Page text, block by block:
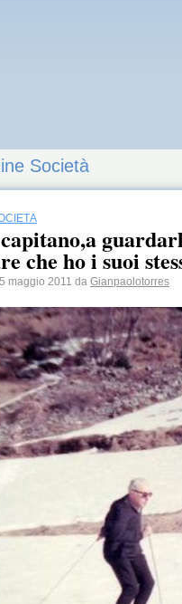
Società
che ho i suoi
maggio 2011 da Gianpaolotorres